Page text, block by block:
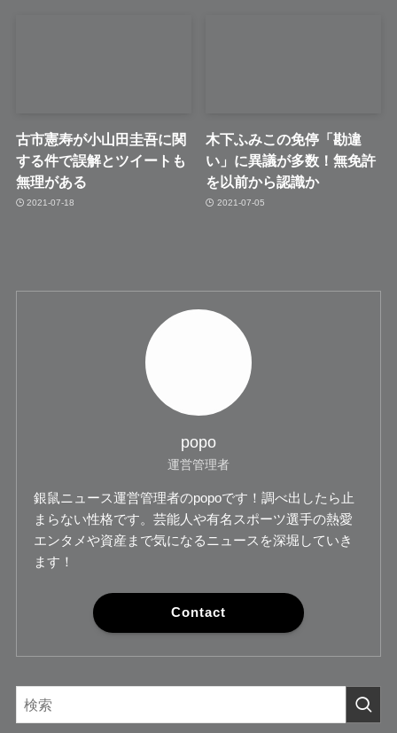
古市憲寿が小山田圭吾に関
する件で誤解とツイートも
無理がある
2021-07-18
木下ふみこの免停「勘違
い」に異議が多数！無免許
を以前から認識か
2021-07-05
popo
運営管理者
銀鼠ニュース運営管理者のpopoです！調べ出したら止
まらない性格です。芸能人や有名スポーツ選手の熱愛
エンタメや資産まで気になるニュースを深堀していき
ます！
Contact